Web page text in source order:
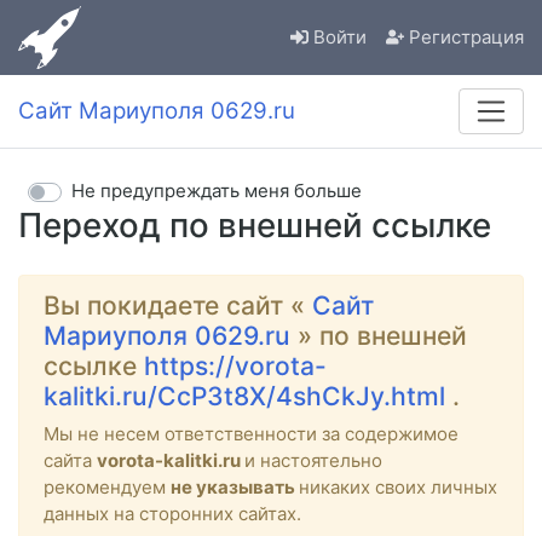
Войти Регистрация
Сайт Мариуполя 0629.ru
Переход по внешней ссылке
Не предупреждать меня больше
Вы покидаете сайт « Сайт
Мариуполя 0629.ru » по внешней
ссылке https://vorota-
kalitki.ru/CcP3t8X/4shCkJy.html .
Мы не несем ответственности за содержимое
сайта vorota-kalitki.ru и настоятельно
рекомендуем не указывать никаких своих личных
данных на сторонних сайтах.